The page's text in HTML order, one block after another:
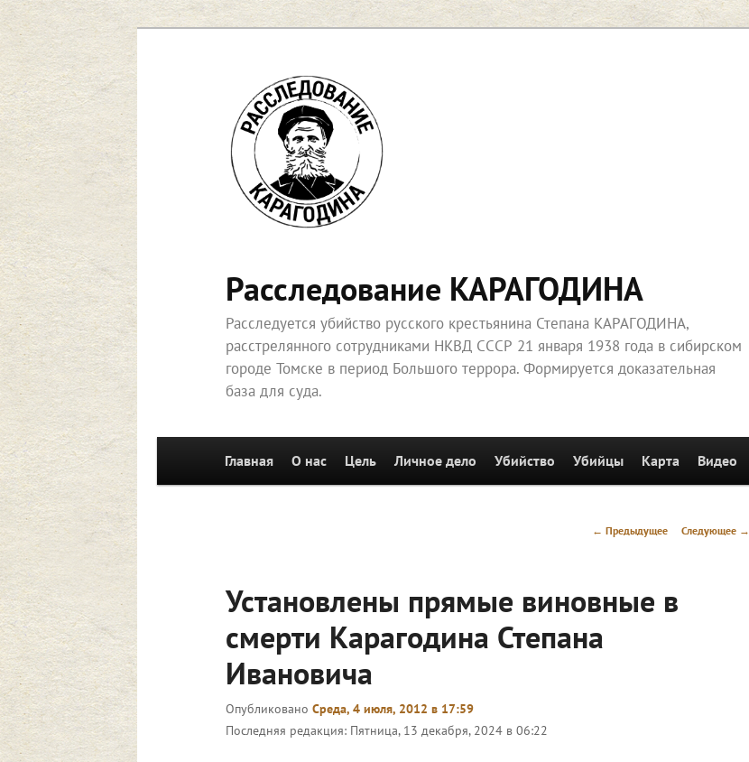
Перейти
к
основному
содержимому
Расследование КАРАГОДИНА
Расследуется убийство русского крестьянина Степана КАРАГОДИНА,
расстрелянного сотрудниками НКВД СССР 21 января 1938 года в сибирском
городе Томске в период Большого террора. Формируется доказательная
база для суда.
Перейти к основному содержимому
Главная О нас Цель Личное дело Убийство Убийцы Карта Видео
Навигация
← Предыдущее Следующее →
Установлены прямые виновные в
смерти Карагодина Степана
Ивановича
Опубликовано Среда, 4 июля, 2012 в 17:59
Последняя редакция: Пятница, 13 декабря, 2024 в 06:22